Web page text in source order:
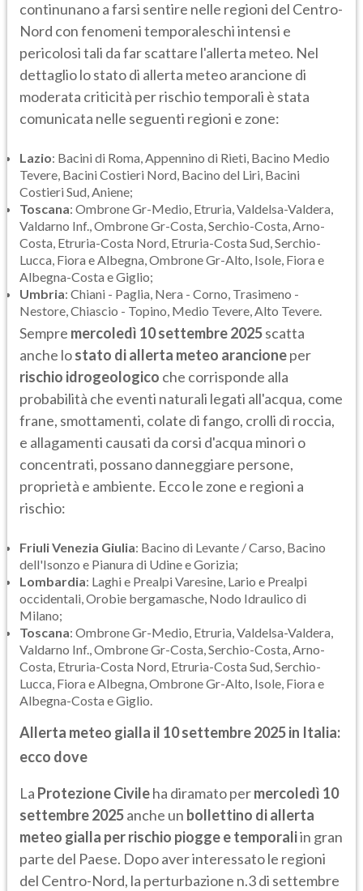
continunano a farsi sentire nelle regioni del Centro-
Nord con fenomeni temporaleschi intensi e
pericolosi tali da far scattare l'allerta meteo. Nel
dettaglio lo stato di allerta meteo arancione di
moderata criticità per rischio temporali è stata
comunicata nelle seguenti regioni e zone:
Lazio: Bacini di Roma, Appennino di Rieti, Bacino Medio
Tevere, Bacini Costieri Nord, Bacino del Liri, Bacini
Costieri Sud, Aniene;
Toscana: Ombrone Gr-Medio, Etruria, Valdelsa-Valdera,
Valdarno Inf., Ombrone Gr-Costa, Serchio-Costa, Arno-
Costa, Etruria-Costa Nord, Etruria-Costa Sud, Serchio-
Lucca, Fiora e Albegna, Ombrone Gr-Alto, Isole, Fiora e
Albegna-Costa e Giglio;
Umbria: Chiani - Paglia, Nera - Corno, Trasimeno -
Nestore, Chiascio - Topino, Medio Tevere, Alto Tevere.
Sempre mercoledì 10 settembre 2025scatta
anche lostato di allerta meteo arancioneper
rischio idrogeologico che corrisponde alla
probabilità che eventi naturali legati all'acqua, come
frane, smottamenti, colate di fango, crolli di roccia,
e allagamenti causati da corsi d'acqua minori o
concentrati, possano danneggiare persone,
proprietà e ambiente. Ecco le zone e regioni a
rischio:
Friuli Venezia Giulia: Bacino di Levante / Carso, Bacino
dell'Isonzo e Pianura di Udine e Gorizia;
Lombardia: Laghi e Prealpi Varesine, Lario e Prealpi
occidentali, Orobie bergamasche, Nodo Idraulico di
Milano;
Toscana: Ombrone Gr-Medio, Etruria, Valdelsa-Valdera,
Valdarno Inf., Ombrone Gr-Costa, Serchio-Costa, Arno-
Costa, Etruria-Costa Nord, Etruria-Costa Sud, Serchio-
Lucca, Fiora e Albegna, Ombrone Gr-Alto, Isole, Fiora e
Albegna-Costa e Giglio.
Allerta meteo gialla il 10 settembre 2025 in Italia:
ecco dove
La Protezione Civileha diramato permercoledì 10
settembre 2025anche un bollettino di allerta
meteo gialla per rischio piogge e temporaliin gran
parte del Paese. Dopo aver interessato le regioni
del Centro-Nord, la perturbazione n.3 di settembre